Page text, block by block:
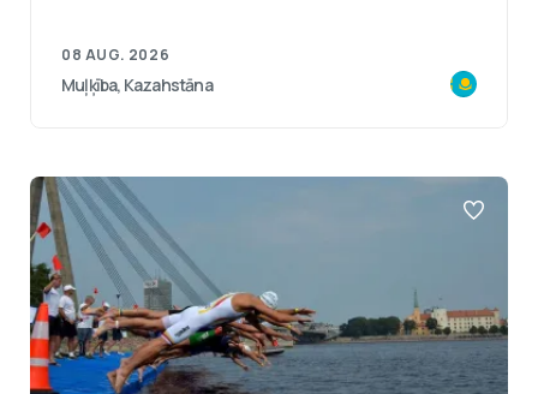
08 AUG. 2026
Muļķība, Kazahstāna